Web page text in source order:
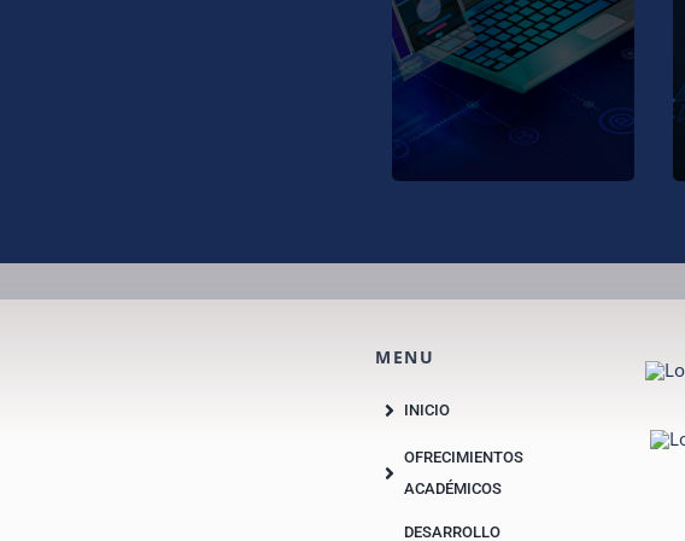
futuras de los
estudiantes del siglo
XXI.
MENU
INICIO
OFRECIMIENTOS
ACADÉMICOS
DESARROLLO